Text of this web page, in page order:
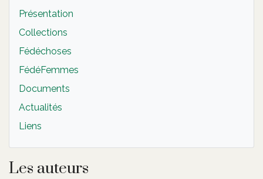
Présentation
Collections
Fédéchoses
FédéFemmes
Documents
Actualités
Liens
Les auteurs